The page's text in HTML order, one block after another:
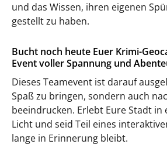
und das Wissen, ihren eigenen
gestellt zu haben.
Bucht noch heute Euer Krimi-
Event voller Spannung und
Dieses Teamevent ist darauf
Spaß zu bringen, sondern auch
beeindrucken. Erlebt Eure Stadt in
Licht und seid Teil eines
lange in Erinnerung bleibt.